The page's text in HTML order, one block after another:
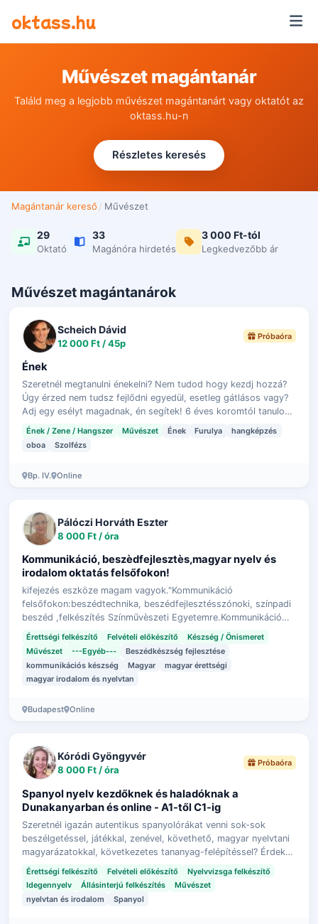
oktass.hu
Művészet magántanár
Találd meg a legjobb művészet magántanárt vagy oktatót az
oktass.hu-n
Részletes keresés
Magántanár kereső / Művészet
29
Oktató
33
Magánóra hirdetés
3 000 Ft-tól
Legkedvezőbb ár
Művészet magántanárok
Scheich Dávid
12 000 Ft / 45p
Próbaóra
Ének
Szeretnél megtanulni énekelni? Nem tudod hogy kezdj hozzá?
Úgy érzed nem tudsz fejlődni egyedül, esetleg gátlásos vagy?
Adj egy esélyt magadnak, én segítek! 6 éves koromtól tanulok
zenét, ez idő alat…
Ének / Zene / Hangszer Művészet Ének Furulya
hangképzés
oboa
Szolfézs
Bp. IV. Online
Pálóczi Horváth Eszter
8 000 Ft / óra
Kommunikáció, beszèdfejlesztès,magyar nyelv és
irodalom oktatás felsőfokon!
kifejezés eszköze magam vagyok."Kommunikáció
felsőfokon:beszédtechnika, beszédfejlesztésszónoki, színpadi
beszéd ,felkészítés Színművèszeti Egyetemre.Kommunikáció
:előadás-technika,tárgyalástechnika,…
Érettségi felkészítő Felvételi előkészítő
Készség / Önismeret
Művészet
---Egyéb---
Beszédkészség fejlesztése
kommunikációs készség
Magyar
magyar érettségi
magyar irodalom és nyelvtan
Budapest Online
Kóródi Gyöngyvér
8 000 Ft / óra
Próbaóra
Spanyol nyelv kezdőknek és haladóknak a
Dunakanyarban és online - A1-től C1-ig
Szeretnél igazán autentikus spanyolórákat venni sok-sok
beszélgetéssel, játékkal, zenével, követhető, magyar nyelvtani
magyarázatokkal, következetes tananyag-felépítéssel? Érdekel
a spanyol kultúra, …
Érettségi felkészítő Felvételi előkészítő
Nyelvvizsga felkészítő
Idegennyelv
Állásinterjú felkészítés
Művészet
nyelvtan és irodalom
Spanyol